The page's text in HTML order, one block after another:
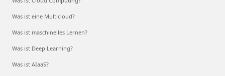
Was ist eine Multicloud?
Was ist maschinelles Lernen?
Was ist Deep Learning?
Was ist AIaaS?